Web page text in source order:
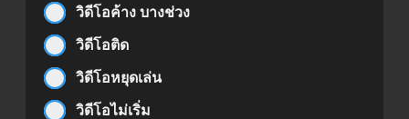
วิดีโอค้าง บางช่วง
วิดีโอติด
วิดีโอหยุดเล่น
วิดีโอไม่เริ่ม